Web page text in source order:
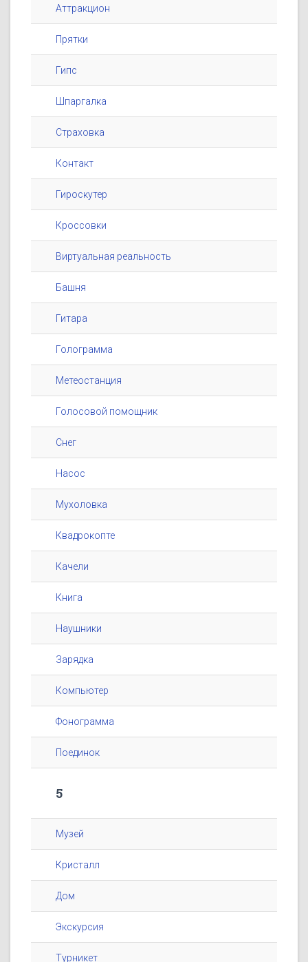
Аттракцион
Прятки
Гипс
Шпаргалка
Страховка
Контакт
Гироскутер
Кроссовки
Виртуальная реальность
Башня
Гитара
Голограмма
Метеостанция
Голосовой помощник
Снег
Насос
Мухоловка
Квадрокопте
Качели
Книга
Наушники
Зарядка
Компьютер
Фонограмма
Поединок
5
Музей
Кристалл
Дом
Экскурсия
Турникет